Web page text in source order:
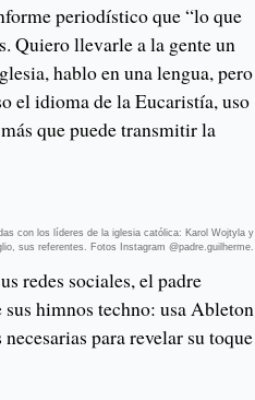
periodístico que “lo que
Quiero llevarle a la gente un
hablo en una lengua, pero
el idioma de la Eucaristía, uso
que puede transmitir la
con los líderes de la iglesia católica: Karol Wojtyla y
sus referentes. Fotos Instagram @padre.guilherme.
redes sociales, el padre
himnos techno: usa Ableton
para revelar su toque